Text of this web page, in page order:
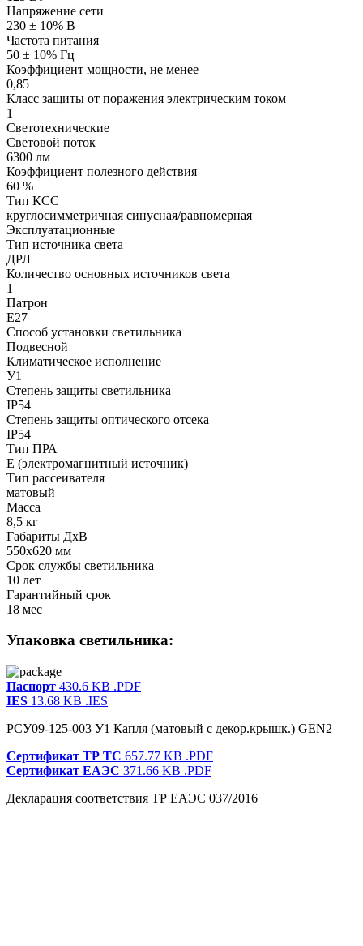
Напряжение сети
230 ± 10% В
Частота питания
50 ± 10% Гц
Коэффициент мощности, не менее
0,85
Класс защиты от поражения электрическим током
1
Светотехнические
Световой поток
6300 лм
Коэффициент полезного действия
60 %
Тип КСС
круглосимметричная синусная/равномерная
Эксплуатационные
Тип источника света
ДРЛ
Количество основных источников света
1
Патрон
Е27
Способ установки светильника
Подвесной
Климатическое исполнение
У1
Степень защиты светильника
IP54
Степень защиты оптического отсека
IP54
Тип ПРА
E (электромагнитный источник)
Тип рассеивателя
матовый
Масса
8,5 кг
Габариты ДхВ
550x620 мм
Срок службы светильника
10 лет
Гарантийный срок
18 мес
Упаковка светильника:
Паспорт 430.6 KB .PDF
IES 13.68 KB .IES
РСУ09-125-003 У1 Капля (матовый с декор.крышк.) GEN2
Сертификат ТР ТС 657.77 KB .PDF
Сертификат ЕАЭС 371.66 KB .PDF
Декларация соответствия ТР ЕАЭС 037/2016